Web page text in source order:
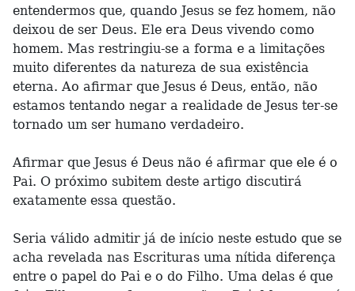
entendermos que, quando Jesus se fez homem, não
deixou de ser Deus. Ele era Deus vivendo como
homem. Mas restringiu-se a forma e a limitações
muito diferentes da natureza de sua existência
eterna. Ao afirmar que Jesus é Deus, então, não
estamos tentando negar a realidade de Jesus ter-se
tornado um ser humano verdadeiro.
Afirmar que Jesus é Deus não é afirmar que ele é o
Pai. O próximo subitem deste artigo discutirá
exatamente essa questão.
Seria válido admitir já de início neste estudo que se
acha revelada nas Escrituras uma nítida diferença
entre o papel do Pai e o do Filho. Uma delas é que